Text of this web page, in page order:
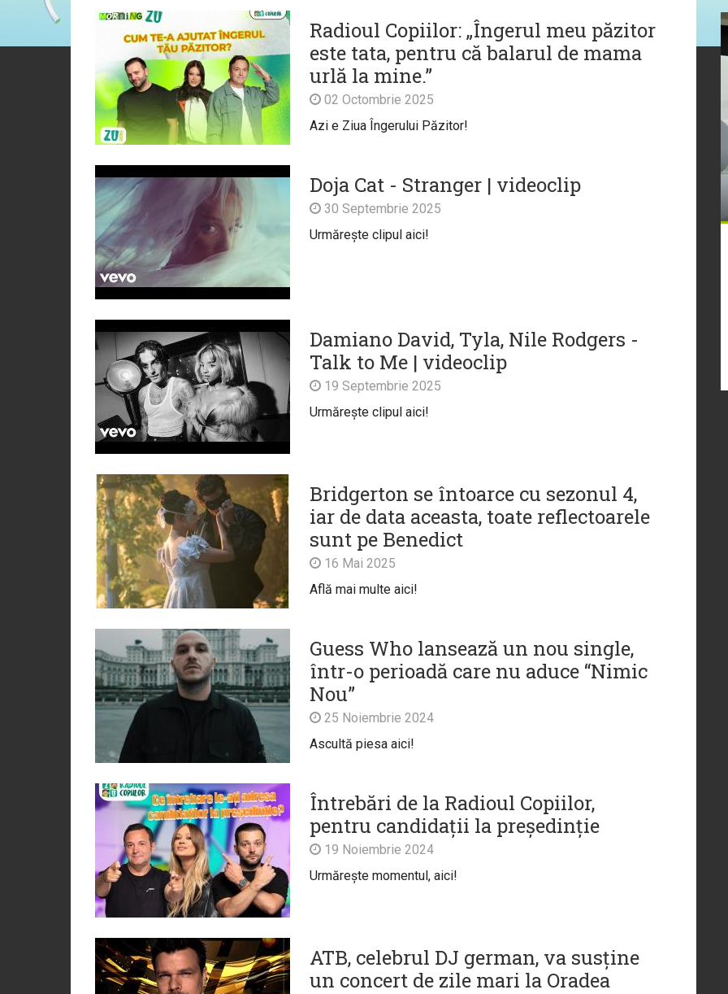
Radioul Copiilor: „Îngerul meu păzitor
este tata, pentru că balarul de mama
urlă la mine.”
02 Octombrie 2025
Azi e Ziua Îngerului Păzitor!
Doja Cat - Stranger | videoclip
30 Septembrie 2025
Urmărește clipul aici!
Damiano David, Tyla, Nile Rodgers -
Talk to Me | videoclip
19 Septembrie 2025
Urmărește clipul aici!
Bridgerton se întoarce cu sezonul 4,
iar de data aceasta, toate reflectoarele
sunt pe Benedict
16 Mai 2025
Află mai multe aici!
Guess Who lansează un nou single,
într-o perioadă care nu aduce “Nimic
Nou”
25 Noiembrie 2024
Ascultă piesa aici!
Întrebări de la Radioul Copiilor,
pentru candidații la președinție
19 Noiembrie 2024
Urmărește momentul, aici!
ATB, celebrul DJ german, va susține
un concert de zile mari la Oradea